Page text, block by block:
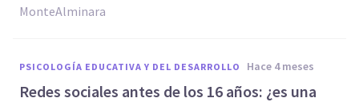
MonteAlminara
PSICOLOGÍA EDUCATIVA Y DEL DESARROLLO hace 4 meses
Redes sociales antes de los 16 años: ¿es una